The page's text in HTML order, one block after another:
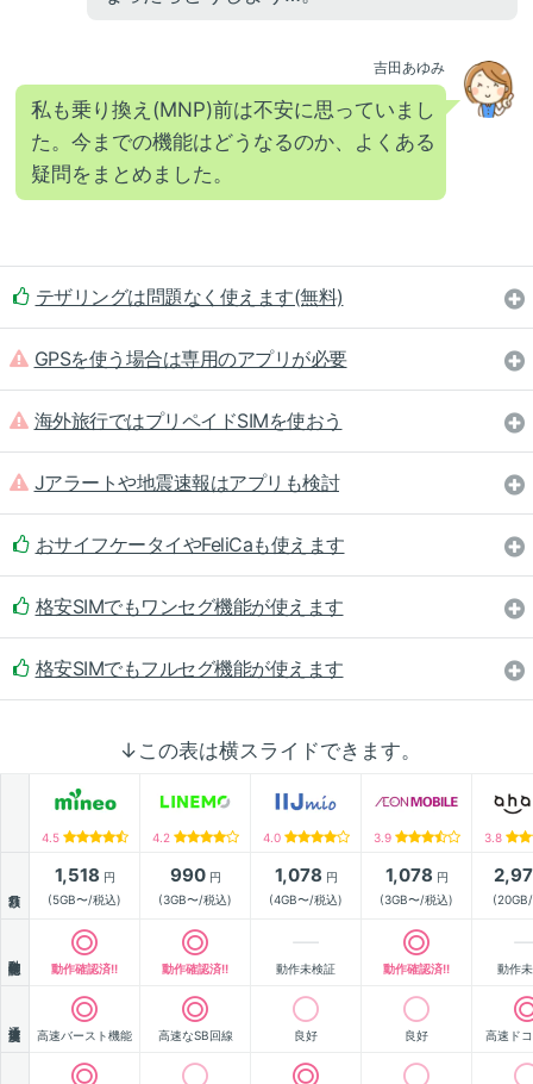
吉田あゆみ
私も乗り換え(MNP)前は不安に思っていまし
た。今までの機能はどうなるのか、よくある
疑問をまとめました。
テザリングは問題なく使えます(無料)
GPSを使う場合は専用のアプリが必要
海外旅行ではプリペイドSIMを使おう
Jアラートや地震速報はアプリも検討
おサイフケータイやFeliCaも使えます
格安SIMでもワンセグ機能が使えます
格安SIMでもフルセグ機能が使えます
↓この表は横スライドできます。
4.5 4.2 4.0 3.9 3.8
1,518 円
(5GB〜/税込)
990円
(3GB〜/税込)
1,078 円
(4GB〜/税込)
1,078 円
(3GB〜/税込)
動作確認済!! 動作確認済!! 動作未検証 動作確認済!! 動作
高速バースト機能 高速なSB回線 良好 良好 高速ド